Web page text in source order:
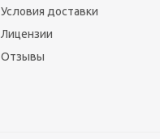
Условия доставки
Лицензии
Отзывы